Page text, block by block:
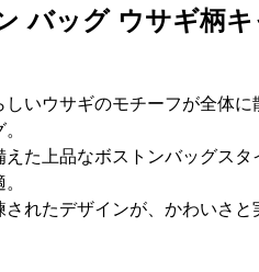
バッグ ウサギ柄キ
しいウサギのモチーフが全体に
た上品なボストンバッグスタ
されたデザインが、かわいさと